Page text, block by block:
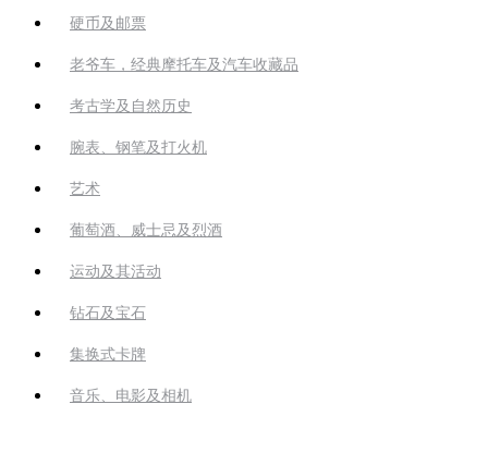
硬币及邮票
老爷车，经典摩托车及汽车收藏品
考古学及自然历史
腕表、钢笔及打火机
艺术
葡萄酒、威士忌及烈酒
运动及其活动
钻石及宝石
集换式卡牌
音乐、电影及相机